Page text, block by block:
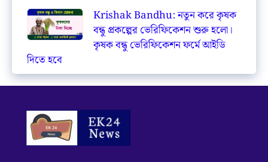
Krishak Bandhu: নতুন করে কৃষক
বন্ধু প্রকল্পের ভেরিফিকেশন শুরু হলো।
কৃষক বন্ধু ভেরিফিকেশন ফর্মে আইডি
দিতে হবে